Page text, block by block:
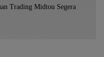
Trading Midtou Segera